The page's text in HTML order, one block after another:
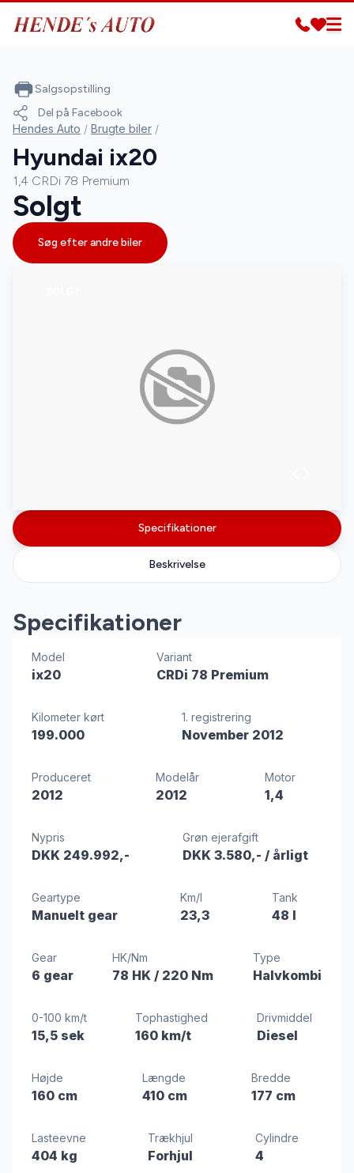
Specifikationer
Beskrivelse
Specifikationer
Model
ix20
Variant
CRDi 78 Premium
Kilometer kørt
199.000
1. registrering
November 2012
Produceret
2012
Modelår
2012
Motor
1,4
Nypris
DKK 249.992,-
Grøn ejerafgift
DKK 3.580,- / årligt
Geartype
Manuelt gear
Km/l
23,3
Tank
48 l
Gear
6 gear
HK/Nm
78 HK/ 220 Nm
Type
Halvkombi
0-100 km/t
15,5 sek
Tophastighed
160 km/t
Drivmiddel
Diesel
Højde
160 cm
Længde
410 cm
Bredde
177 cm
Lasteevne
404 kg
Trækhjul
Forhjul
Cylindre
4
Salgsopstilling
Del på Facebook
Hendes Auto / Brugte biler /
Hyundai ix20
1,4 CRDi 78 Premium
Solgt
Søg efter andre biler